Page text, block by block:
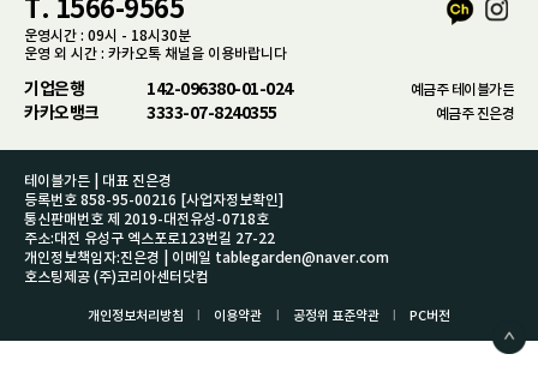
T. 1566-9565
운영시간 : 09시 - 18시30분
운영 외 시간 : 카카오톡 채널을 이용바랍니다
기업은행 142-096380-01-024 예금주 테이블가든
카카오뱅크 3333-07-8240355 예금주 진은경
테이블가든 | 대표 진은경
등록번호 858-95-00216 [사업자정보확인]
통신판매번호 제 2019-대전유성-0718호
주소:대전 유성구 엑스포로123번길 27-22
개인정보책임자:진은경 | 이메일 tablegarden@naver.com
호스팅제공 (주)코리아센터닷컴
개인정보처리방침 l 이용약관 l 공정위 표준약관 l PC버전